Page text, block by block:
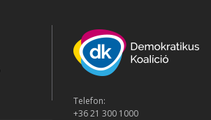
Telefon:
+36 21 300 1000